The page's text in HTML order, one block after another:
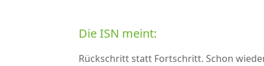
Die ISN meint:
Rückschritt statt Fortschritt. Schon